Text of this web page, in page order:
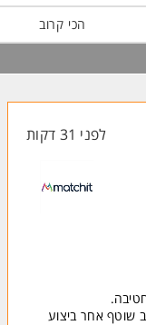
הכי קרוב
לפני 31 דקות
שוטף אחר ביצוע